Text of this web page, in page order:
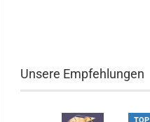
Unsere Empfehlungen